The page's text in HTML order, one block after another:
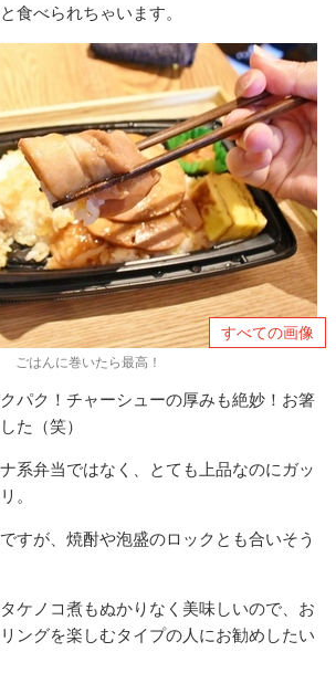
食べられちゃいます。
すべての画像
ごはんに巻いたら最高！
パク！チャーシューの厚みも絶妙！お箸
た（笑）
系弁当ではなく、とても上品なのにガッ
。
すが、焼酎や泡盛のロックとも合いそう
ケノコ煮もぬかりなく美味しいので、お
ングを楽しむタイプの人にお勧めしたい